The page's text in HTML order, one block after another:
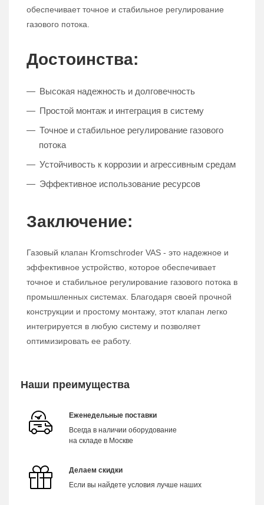
обеспечивает точное и стабильное регулирование
газового потока.
Достоинства:
Высокая надежность и долговечность
Простой монтаж и интеграция в систему
Точное и стабильное регулирование газового
потока
Устойчивость к коррозии и агрессивным средам
Эффективное использование ресурсов
Заключение:
Газовый клапан Kromschroder VAS - это надежное и
эффективное устройство, которое обеспечивает
точное и стабильное регулирование газового потока в
промышленных системах. Благодаря своей прочной
конструкции и простому монтажу, этот клапан легко
интегрируется в любую систему и позволяет
оптимизировать ее работу.
Наши преимущества
Еженедельные поставки
Всегда в наличии оборудование
на складе в Москве
Делаем скидки
Если вы найдете условия лучше наших